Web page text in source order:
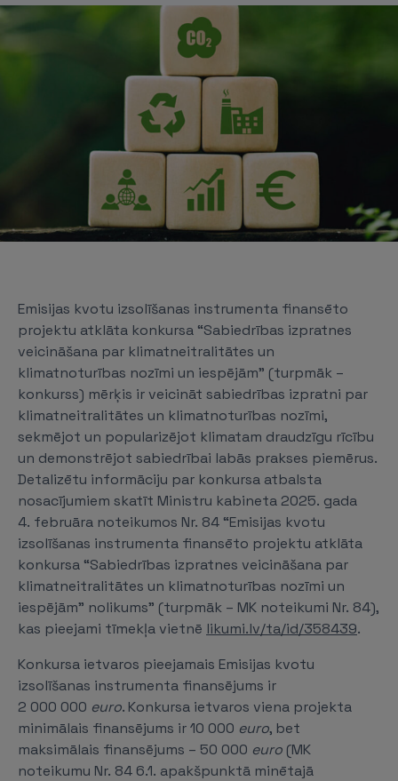
Emisijas kvotu izsolīšanas instrumenta finansēto
projektu atklāta konkursa “Sabiedrības izpratnes
veicināšana par klimatneitralitātes un
klimatnoturības nozīmi un iespējām” (turpmāk –
konkurss) mērķis ir veicināt sabiedrības izpratni par
klimatneitralitātes un klimatnoturības nozīmi,
sekmējot un popularizējot klimatam draudzīgu rīcību
un demonstrējot sabiedrībai labās prakses piemērus.
Detalizētu informāciju par konkursa atbalsta
nosacījumiem skatīt Ministru kabineta 2025. gada
4. februāra noteikumos Nr. 84 “Emisijas kvotu
izsolīšanas instrumenta finansēto projektu atklāta
konkursa “Sabiedrības izpratnes veicināšana par
klimatneitralitātes un klimatnoturības nozīmi un
iespējām” nolikums” (turpmāk – MK noteikumi Nr. 84),
kas pieejami tīmekļa vietnē likumi.lv/ta/id/358439.
Konkursa ietvaros pieejamais Emisijas kvotu
izsolīšanas instrumenta finansējums ir
2 000 000 euro. Konkursa ietvaros viena projekta
minimālais finansējums ir 10 000 euro, bet
maksimālais finansējums – 50 000 euro (MK
noteikumu Nr. 84 6.1. apakšpunktā minētajā